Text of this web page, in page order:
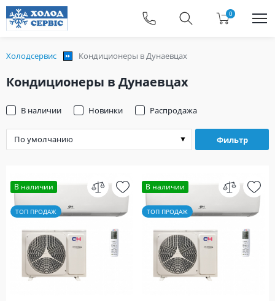
0
Холодсервис Кондиционеры в Дунаевцах
Кондиционеры в Дунаевцах
Фильтр
В наличии Новинки Распродажа
В наличии
ТОП ПРОДАЖ
В наличии
ТОП ПРОДАЖ